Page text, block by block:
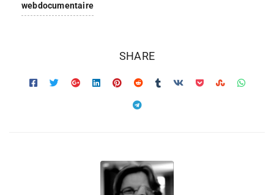
webdocumentaire
SHARE